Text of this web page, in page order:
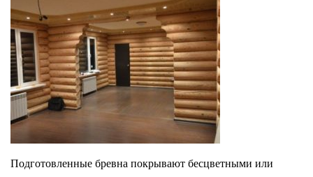
Подготовленные бревна покрывают бесцветными или